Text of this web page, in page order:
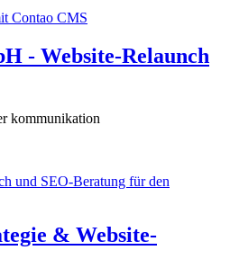
- Website-Relaunch
kommunikation
& Website-